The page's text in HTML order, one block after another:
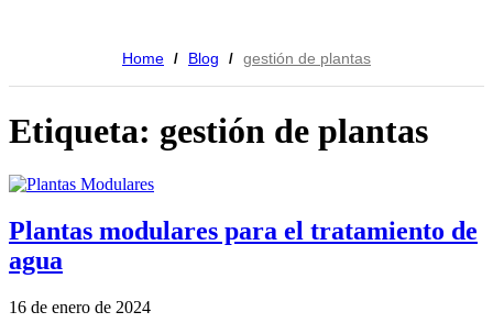
Home / Blog / gestión de plantas
Etiqueta: gestión de plantas
Plantas modulares para el tratamiento de
agua
16 de enero de 2024